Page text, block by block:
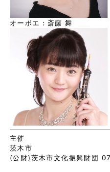
オーボエ：斎藤 舞
主催
茨木市
(公財)茨木市文化振興財団